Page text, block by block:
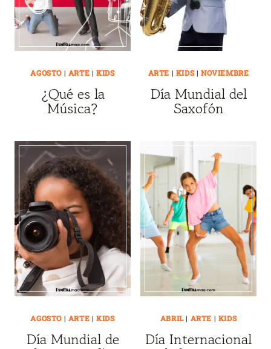
AGOSTO | ARTE |KIDS
¿Qué es la
Música?
ARTE | KIDS|NOVIEMBRE
Día Mundial del
Saxofón
AGOSTO | ARTE |KIDS
Día Mundial de
ABRIL| ARTE | KIDS
Día Internacional